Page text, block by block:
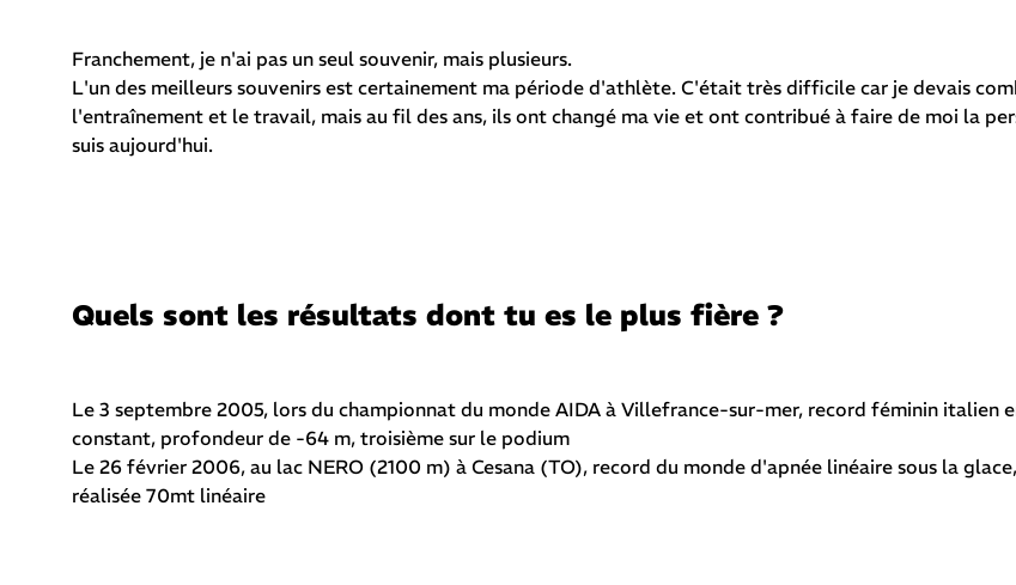
Franchement, je n'ai pas un seul souvenir, mais plusieurs.
L'un des meilleurs souvenirs est certainement ma période d'athlète. C'était très difficile car je devais
l'entraînement et le travail, mais au fil des ans, ils ont changé ma vie et ont contribué à faire de moi la
suis aujourd'hui.
Quels sont les résultats dont tu es le plus fière ?
Le 3 septembre 2005, lors du championnat du monde AIDA à Villefrance-sur-mer, record féminin italien
constant, profondeur de -64 m, troisième sur le podium
Le 26 février 2006, au lac NERO (2100 m) à Cesana (TO), record du monde d'apnée linéaire sous la
réalisée 70mt linéaire